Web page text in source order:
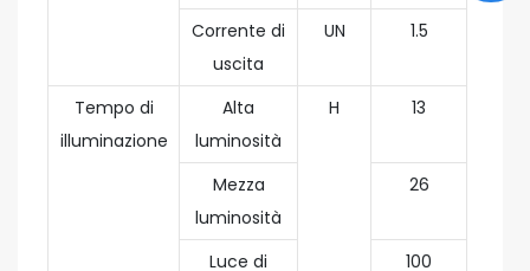
Corrente di
uscita
UN 1.5
Tempo di
illuminazione
Alta
luminosità
H 13
Mezza
luminosità
26
Luce di
100